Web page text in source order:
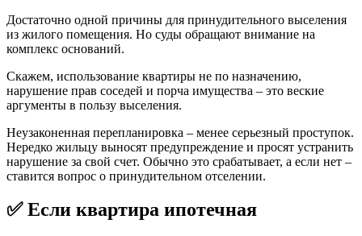
Достаточно одной причины для принудительного выселения
из жилого помещения. Но суды обращают внимание на
комплекс оснований.
Скажем, использование квартиры не по назначению,
нарушение прав соседей и порча имущества – это веские
аргументы в пользу выселения.
Неузаконенная перепланировка – менее серьезный проступок.
Нередко жильцу выносят предупреждение и просят устранить
нарушение за свой счет. Обычно это срабатывает, а если нет –
ставится вопрос о принудительном отселении.
✅Если квартира ипотечная